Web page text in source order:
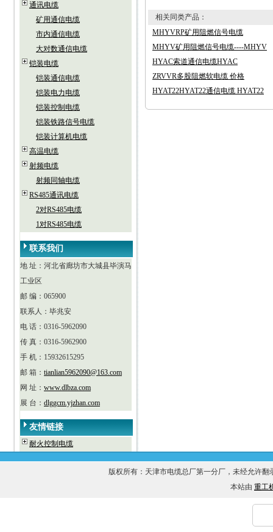
通讯电缆
矿用通信电缆
市内通信电缆
大对数通信电缆
铠装电缆
铠装通信电缆
铠装电力电缆
铠装控制电缆
铠装铁路信号电缆
铠装计算机电缆
高温电缆
射频电缆
射频同轴电缆
RS485通讯电缆
2对RS485电缆
1对RS485电缆
联系我们
地 址：河北省廊坊市大城县毕演马
工业区
邮 编：065900
联系人：毕兆安
电 话：0316-5962090
传 真：0316-5962900
手 机：15932615295
邮 箱： tianlian5962090@163.com
网 址： www.dlbza.com
展 台： dlggcm.yjzhan.com
友情链接
耐火控制电缆
相关同类产品：
MHYVRP矿用阻燃信号电缆
MHYV矿用阻燃信号电缆----MHYV
HYAC索道通信电缆HYAC
ZRVVR多股阻燃软电缆 价格
HYAT22HYAT22通信电缆 HYAT22
版权所有：天津市电缆总厂第一分厂，未经允许
本站由 重工